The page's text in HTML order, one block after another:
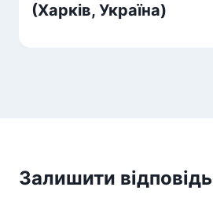
(Харків, Україна)
Залишити відповідь